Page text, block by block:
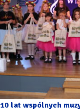
10 lat wspólnych